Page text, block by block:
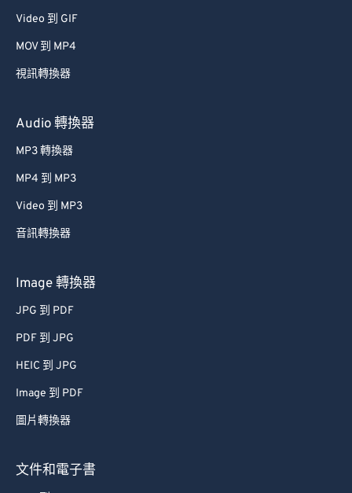
Video 到 GIF
MOV 到 MP4
視訊轉換器
Audio 轉換器
MP3 轉換器
MP4 到 MP3
Video 到 MP3
音訊轉換器
Image 轉換器
JPG 到 PDF
PDF 到 JPG
HEIC 到 JPG
Image 到 PDF
圖片轉換器
文件和電子書